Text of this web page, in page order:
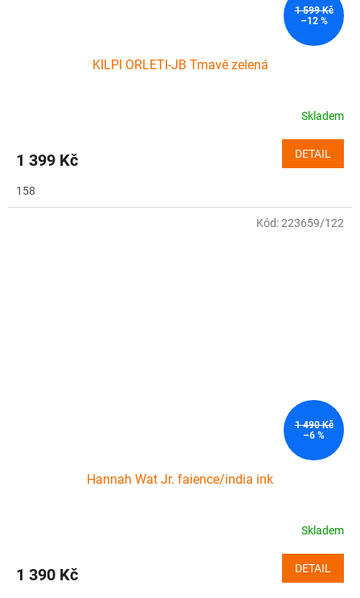
1 599 Kč
–12 %
KILPI ORLETI-JB Tmavě zelená
Skladem
1 399 Kč DETAIL
158
1 490 Kč
–6 %
Hannah Wat Jr. faience/india ink
Skladem
1 390 Kč DETAIL
Kód:223659/122